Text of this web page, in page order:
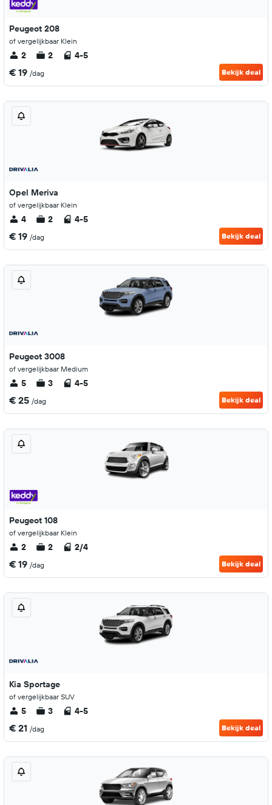
Peugeot 208
of vergelijkbaar Klein
2 2 4-5
€ 19 /dag Bekijk deal
Opel Meriva
of vergelijkbaar Klein
4 2 4-5
€ 19 /dag Bekijk deal
Peugeot 3008
of vergelijkbaar Medium
5 3 4-5
€ 25 /dag Bekijk deal
Peugeot 108
of vergelijkbaar Klein
2 2 2/4
€ 19 /dag Bekijk deal
Kia Sportage
of vergelijkbaar SUV
5 3 4-5
€ 21 /dag Bekijk deal